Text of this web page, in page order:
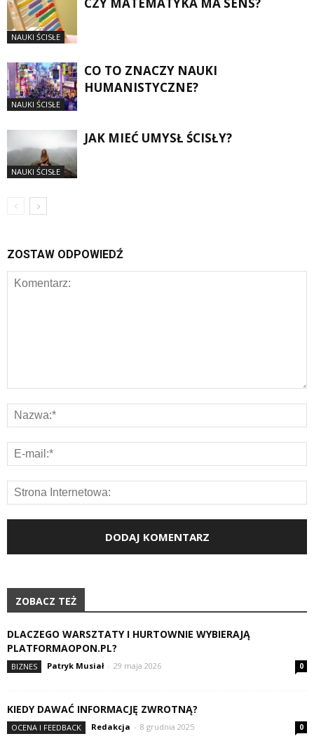
NAUKI ŚCISŁE
CZY MATEMATYKA MA SENS?
NAUKI ŚCISŁE
CO TO ZNACZY NAUKI
HUMANISTYCZNE?
NAUKI ŚCISŁE
JAK MIEĆ UMYSŁ ŚCISŁY?
ZOSTAW ODPOWIEDŹ
ZOBACZ TEŻ
DLACZEGO WARSZTATY I HURTOWNIE WYBIERAJĄ
PLATFORMAOPON.PL?
BIZNES Patryk Musiał - 29 maja 2026 0
KIEDY DAWAĆ INFORMACJĘ ZWROTNĄ?
OCENA I FEEDBACK Redakcja - 8 grudnia 2025 0